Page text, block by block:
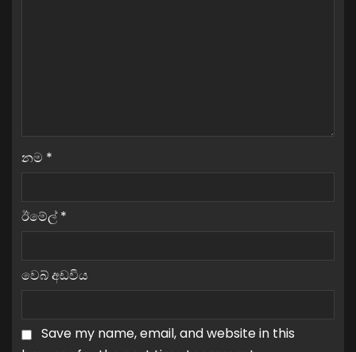
නම *
ඊමේල් *
වෙබ් අඩවිය
Save my name, email, and website in this